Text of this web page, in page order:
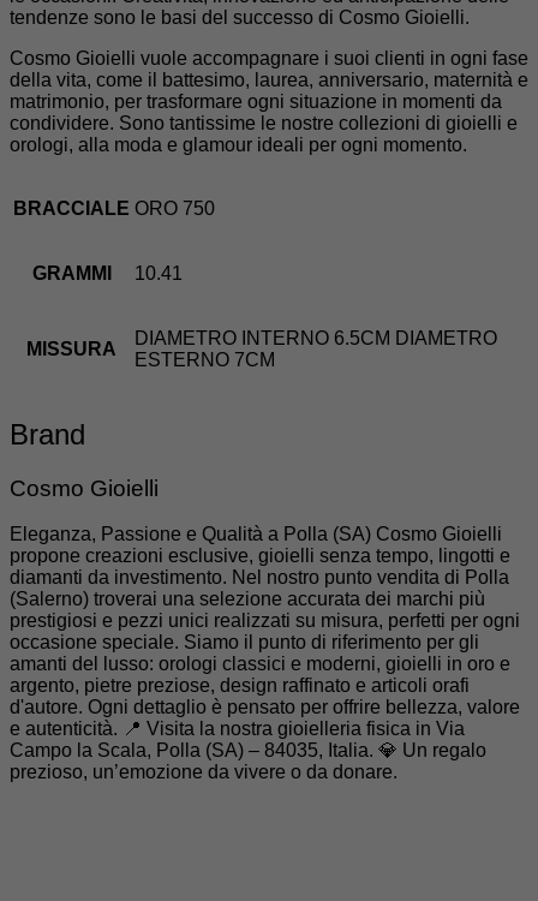
tendenze sono le basi del successo di Cosmo Gioielli.
Cosmo Gioielli vuole accompagnare i suoi clienti in ogni fase
della vita, come il battesimo, laurea, anniversario, maternità e
matrimonio, per trasformare ogni situazione in momenti da
condividere. Sono tantissime le nostre collezioni di gioielli e
orologi, alla moda e glamour ideali per ogni momento.
BRACCIALE ORO 750
GRAMMI 10.41
MISSURA
DIAMETRO INTERNO 6.5CM DIAMETRO
ESTERNO 7CM
Brand
Cosmo Gioielli
Eleganza, Passione e Qualità a Polla (SA) Cosmo Gioielli
propone creazioni esclusive, gioielli senza tempo, lingotti e
diamanti da investimento. Nel nostro punto vendita di Polla
(Salerno) troverai una selezione accurata dei marchi più
prestigiosi e pezzi unici realizzati su misura, perfetti per ogni
occasione speciale. Siamo il punto di riferimento per gli
amanti del lusso: orologi classici e moderni, gioielli in oro e
argento, pietre preziose, design raffinato e articoli orafi
d'autore. Ogni dettaglio è pensato per offrire bellezza, valore
e autenticità. 📍 Visita la nostra gioielleria fisica in Via
Campo la Scala, Polla (SA) – 84035, Italia. 💎 Un regalo
prezioso, un’emozione da vivere o da donare.